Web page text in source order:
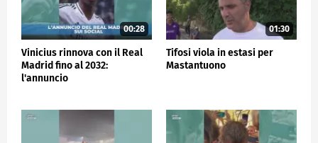
00:28
Vinicius rinnova con il Real
Madrid fino al 2032:
l'annuncio
01:30
Tifosi viola in estasi per
Mastantuono